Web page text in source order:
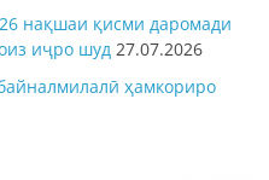
нақшаи қисми даромади
иҷро шуд 27.07.2026
ҳамкориро